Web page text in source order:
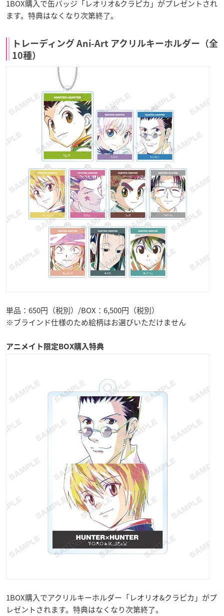
1BOX購入で缶バッジ「レオリオ&クラピカ」がプレゼントされ
ます。特典はなくなり次第終了。
トレーディング Ani-Art アクリルキーホルダー（全
10種）
単品：650円（税別）/BOX：6,500円（税別）
※ブラインド仕様のため絵柄はお選びいただけません
アニメイト限定BOX購入特典
1BOX購入でアクリルキーホルダー「レオリオ&クラピカ」がプ
レゼントされます。特典はなくなり次第終了。